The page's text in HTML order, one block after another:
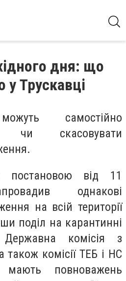
дня: що
у Трускавці
самостійно
чи скасовувати
від 11
однакові
на всій території
поділ на карантинні
комісія з
також комісії ТЕБ і НС
повноважень